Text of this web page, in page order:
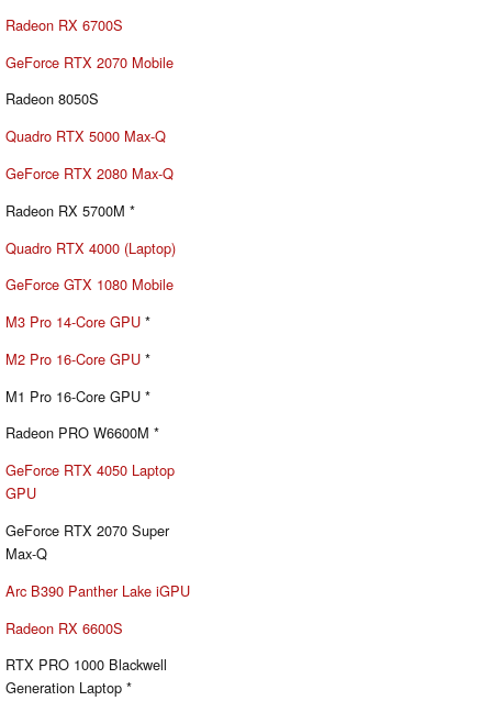
Radeon RX 6700S
GeForce RTX 2070 Mobile
Radeon 8050S
Quadro RTX 5000 Max-Q
GeForce RTX 2080 Max-Q
Radeon RX 5700M *
Quadro RTX 4000 (Laptop)
GeForce GTX 1080 Mobile
M3 Pro 14-Core GPU *
M2 Pro 16-Core GPU *
M1 Pro 16-Core GPU *
Radeon PRO W6600M *
GeForce RTX 4050 Laptop
GPU
GeForce RTX 2070 Super
Max-Q
Arc B390 Panther Lake iGPU
Radeon RX 6600S
RTX PRO 1000 Blackwell
Generation Laptop *